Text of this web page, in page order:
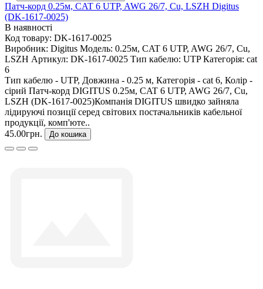
Патч-корд 0.25м, CAT 6 UTP, AWG 26/7, Cu, LSZH Digitus
(DK-1617-0025)
В наявності
Код товару: DK-1617-0025
Виробник: Digitus Модель: 0.25м, CAT 6 UTP, AWG 26/7, Cu,
LSZH Артикул: DK-1617-0025 Тип кабелю: UTP Категорія: cat
6
Тип кабелю - UTP, Довжина - 0.25 м, Категорія - cat 6, Колір -
сірий Патч-корд DIGITUS 0.25м, CAT 6 UTP, AWG 26/7, Cu,
LSZH (DK-1617-0025)Компанія DIGITUS швидко зайняла
лідируючі позиції серед світових постачальників кабельної
продукції, комп'юте..
45.00грн.
До кошика